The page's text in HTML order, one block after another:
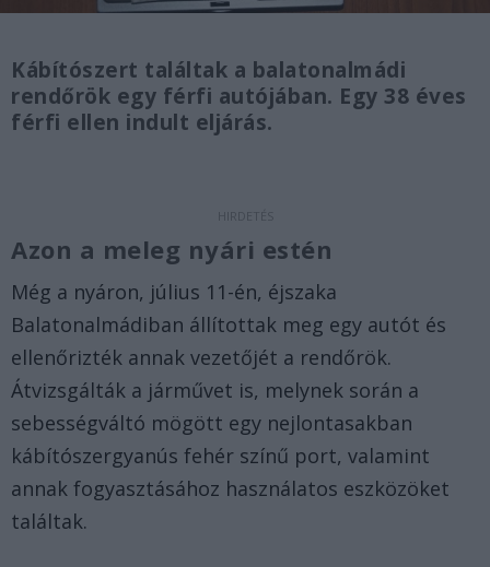
Kábítószert találtak a balatonalmádi
rendőrök egy férfi autójában. Egy 38 éves
férfi ellen indult eljárás.
Azon a meleg nyári estén
Még a nyáron, július 11-én, éjszaka
Balatonalmádiban állítottak meg egy autót és
ellenőrizték annak vezetőjét a rendőrök.
Átvizsgálták a járművet is, melynek során a
sebességváltó mögött egy nejlontasakban
kábítószergyanús fehér színű port, valamint
annak fogyasztásához használatos eszközöket
találtak.